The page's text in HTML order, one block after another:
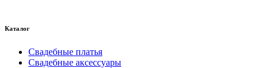
Каталог
Свадебные платья
Свадебные аксессуары